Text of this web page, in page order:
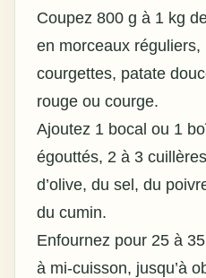
Coupez 800 g à 1 kg
en morceaux
courgettes, patate
rouge ou courge.
Ajoutez 1 bocal ou 1
égouttés, 2 à 3
d’olive, du sel, du
du cumin.
Enfournez pour 25 à
à mi-cuisson, jusqu’à